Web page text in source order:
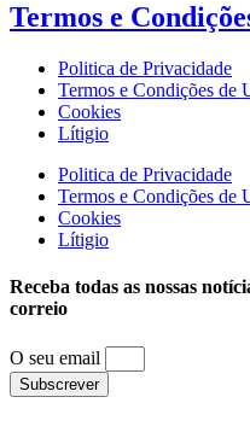
Termos e
Politica de Privacidade
Termos e Condições de
Cookies
Lítigio
Politica de Privacidade
Termos e Condições de
Cookies
Lítigio
Receba todas as nossas
correio
O seu email
Subscrever